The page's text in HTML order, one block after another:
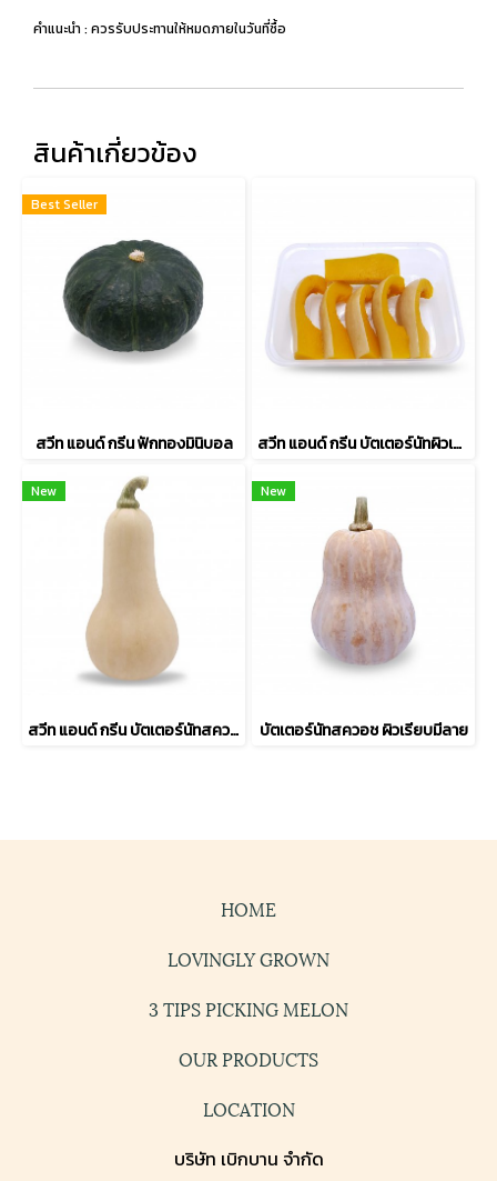
คำแนะนำ : ควรรับประทานให้หมดภายในวันที่ซื้อ
สินค้าเกี่ยวข้อง
Best Seller
สวีท แอนด์ กรีน ฟักทองมินิบอล สวีท แอนด์ กรีน บัตเตอร์นัทผิวเรียบนึ่ง
New
สวีท แอนด์ กรีน บัตเตอร์นัทสควอช ผิวเรียบ
New
บัตเตอร์นัทสควอช ผิวเรียบมีลาย
HOME
LOVINGLY GROWN
3 TIPS PICKING MELON
OUR PRODUCTS
LOCATION
บริษัท เบิกบาน จำกัด